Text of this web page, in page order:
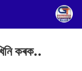
কৰক..